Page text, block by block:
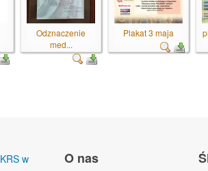
Odznaczenie
med...
Plakat 3 maja
O nas